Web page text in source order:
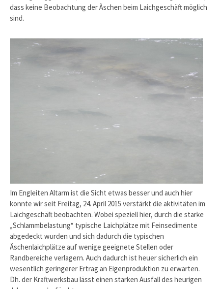
dass keine Beobachtung der Äschen beim Laichgeschäft möglich
sind.
Im Engleiten Altarm ist die Sicht etwas besser und auch hier
konnte wir seit Freitag, 24. April 2015 verstärkt die aktivitäten im
Laichgeschäft beobachten. Wobei speziell hier, durch die starke
„Schlammbelastung“ typische Laichplätze mit Feinsedimente
abgedeckt wurden und sich dadurch die typischen
Äschenlaichplätze auf wenige geeignete Stellen oder
Randbereiche verlagern. Auch dadurch ist heuer sicherlich ein
wesentlich geringerer Ertrag an Eigenproduktion zu erwarten.
Dh. der Kraftwerksbau lässt einen starken Ausfall des heurigen